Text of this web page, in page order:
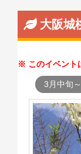
大阪城
このイベント
3月中旬